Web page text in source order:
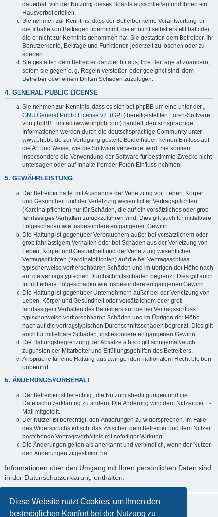
Diese Website nutzt Cookies, um Ihnen den
bestmöglichen Komfort bei der Nutzung zu
dauerhaft von der Nutzung dieses Boards ausschließen und Ihnen ein
Hausverbot erteilen.
Sie nehmen zur Kenntnis, dass der Betreiber keine Verantwortung für
die Inhalte von Beiträgen übernimmt, die er nicht selbst erstellt hat oder
die er nicht zur Kenntnis genommen hat. Sie gestatten dem Betreiber, Ihr
Benutzerkonto, Beiträge und Funktionen jederzeit zu löschen oder zu
sperren.
Sie gestatten dem Betreiber darüber hinaus, Ihre Beiträge abzuändern,
sofern sie gegen o. g. Regeln verstoßen oder geeignet sind, dem
Betreiber oder einem Dritten Schaden zuzufügen.
4. GENERAL PUBLIC LICENSE
Sie nehmen zur Kenntnis, dass es sich bei phpBB um eine unter der „
GNU General Public License v2“ (GPL) bereitgestellten Foren-Software
von phpBB Limited (www.phpbb.com) handelt; deutschsprachige
Informationen werden durch die deutschsprachige Community unter
www.phpbb.de zur Verfügung gestellt. Beide haben keinen Einfluss auf
die Art und Weise, wie die Software verwendet wird. Sie können
insbesondere die Verwendung der Software für bestimmte Zwecke nicht
untersagen oder auf Inhalte fremder Foren Einfluss nehmen.
5. GEWÄHRLEISTUNG
Der Betreiber haftet mit Ausnahme der Verletzung von Leben, Körper
und Gesundheit und der Verletzung wesentlicher Vertragspflichten
(Kardinalpflichten) nur für Schäden, die auf ein vorsätzliches oder grob
fahrlässiges Verhalten zurückzuführen sind. Dies gilt auch für mittelbare
Folgeschäden wie insbesondere entgangenen Gewinn.
Die Haftung ist gegenüber Verbrauchern außer bei vorsätzlichem oder
grob fahrlässigem Verhalten oder bei Schäden aus der Verletzung von
Leben, Körper und Gesundheit und der Verletzung wesentlicher
Vertragspflichten (Kardinalpflichten) auf die bei Vertragsschluss
typischerweise vorhersehbaren Schäden und im übrigen der Höhe nach
auf die vertragstypischen Durchschnittsschäden begrenzt. Dies gilt auch
für mittelbare Folgeschäden wie insbesondere entgangenen Gewinn.
Die Haftung ist gegenüber Unternehmern außer bei der Verletzung von
Leben, Körper und Gesundheit oder vorsätzlichem oder grob
fahrlässigem Verhalten des Betreibers auf die bei Vertragsschluss
typischerweise vorhersehbaren Schäden und im Übrigen der Höhe
nach auf die vertragstypischen Durchschnittsschäden begrenzt. Dies gilt
auch für mittelbare Schäden, insbesondere entgangenen Gewinn.
Die Haftungsbegrenzung der Absätze a bis c gilt sinngemäß auch
zugunsten der Mitarbeiter und Erfüllungsgehilfen des Betreibers.
Ansprüche für eine Haftung aus zwingendem nationalem Recht bleiben
unberührt.
6. ÄNDERUNGSVORBEHALT
Der Betreiber ist berechtigt, die Nutzungsbedingungen und die
Datenschutzerklärung zu ändern. Die Änderung wird dem Nutzer per E-
Mail mitgeteilt.
Der Nutzer ist berechtigt, den Änderungen zu widersprechen. Im Falle
des Widerspruchs erlischt das zwischen dem Betreiber und dem Nutzer
bestehende Vertragsverhältnis mit sofortiger Wirkung.
Die Änderungen gelten als anerkannt und verbindlich, wenn der Nutzer
den Änderungen zugestimmt hat.
Informationen über den Umgang mit Ihren persönlichen Daten sind
in der Datenschutzerklärung enthalten.